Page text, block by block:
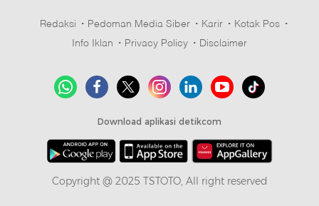
Redaksi Pedoman Media Siber Karir
Kotak Pos
Info Iklan
Privacy Policy Disclaimer
Download aplikasi detikcom
Copyright @ 2025 TSTOTO, All right reserved